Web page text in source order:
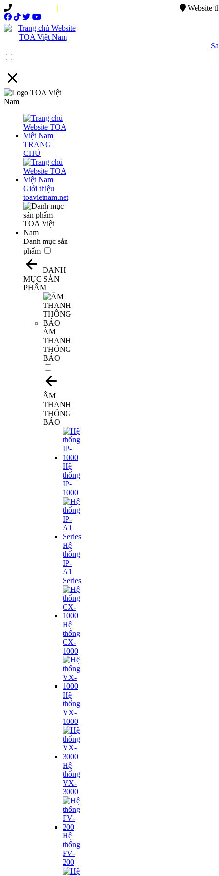
| Website
TRANG
CHỦ
Giới thiệu
toavietnam.net
Danh mục sản
phẩm
DANH
MỤC SẢN
PHẨM
​ÂM
THANH
THÔNG
BÁO
ÂM
THANH
THÔNG
BÁO
Hệ
thống
IP-
1000
Hệ
thống
IP-
A1
Series
Hệ
thống
CX-
1000
Hệ
thống
VX-
1000
Hệ
thống
VX-
3000
Hệ
thống
FV-
200